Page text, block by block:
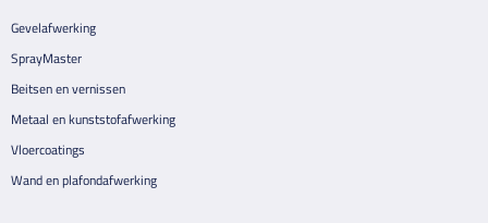
Gevelafwerking
SprayMaster
Beitsen en vernissen
Metaal en kunststofafwerking
Vloercoatings
Wand en plafondafwerking